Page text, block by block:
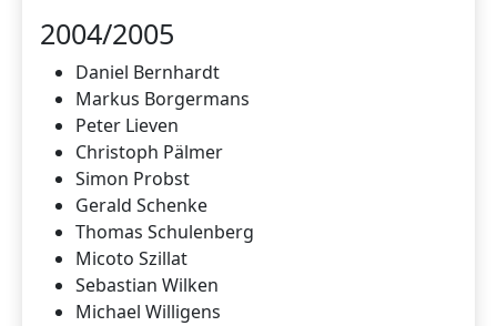
2004/2005
Daniel Bernhardt
Markus Borgermans
Peter Lieven
Christoph Pälmer
Simon Probst
Gerald Schenke
Thomas Schulenberg
Micoto Szillat
Sebastian Wilken
Michael Willigens